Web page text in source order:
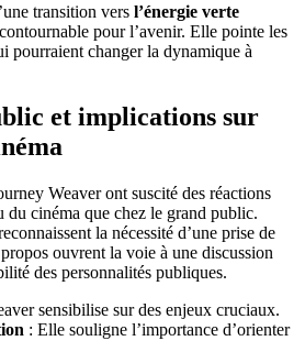
transition vers l’énergie verte
pour l’avenir. Elle pointe les
pourraient changer la dynamique à
et implications sur
Weaver ont suscité des réactions
du cinéma que chez le grand public.
la nécessité d’une prise de
ouvrent la voie à une discussion
des personnalités publiques.
sensibilise sur des enjeux cruciaux.
: Elle souligne l’importance d’orienter